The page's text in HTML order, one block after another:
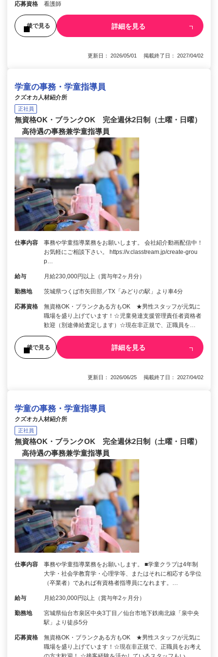
応募資格 看護師
後で見る 詳細を見る
更新日： 2026/05/01 掲載終了日： 2027/04/02
学童の事務・学童指導員
クズオカ人材紹介所
正社員
無資格OK・ブランクOK 完全週休2日制（土曜・日曜）
高待遇の事務兼学童指導員
仕事内容
事務や学童指導業務をお願いします。 会社紹介動画配信中！
お気軽にご相談下さい。 https://v.classtream.jp/create-grou
p…
給与 月給230,000円以上（賞与年2ヶ月分）
勤務地 茨城県つくば市矢田部／TX「みどりの駅」より車4分
応募資格
無資格OK・ブランクある方もOK ★男性スタッフが元気に
職場を盛り上げています！☆児童発達支援管理責任者資格者
歓迎（別途俸給査定します）☆現在非正規で、正職員を…
後で見る 詳細を見る
更新日： 2026/06/25 掲載終了日： 2027/04/02
学童の事務・学童指導員
クズオカ人材紹介所
正社員
無資格OK・ブランクOK 完全週休2日制（土曜・日曜）
高待遇の事務兼学童指導員
仕事内容
事務や学童指導業務をお願いします。 ■学童クラブは4年制
大学・社会学教育学・心理学等、またはそれに相応する学位
（卒業者）であれば有資格者指導員になれます。…
給与 月給230,000円以上（賞与年2ヶ月分）
勤務地
宮城県仙台市泉区中央3丁目／仙台市地下鉄南北線「泉中央
駅」より徒歩5分
応募資格
無資格OK・ブランクある方もOK ★男性スタッフが元気に
職場を盛り上げています！☆現在非正規で、正職員をお考え